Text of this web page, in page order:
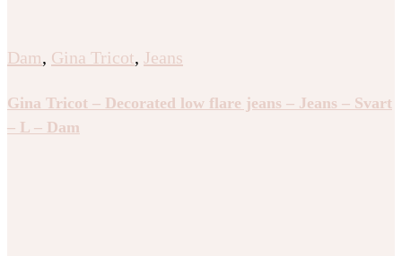
Dam, Gina Tricot, Jeans
Gina Tricot – Decorated low flare jeans – Jeans – Svart
– L – Dam